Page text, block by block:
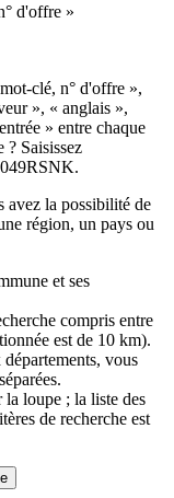
d'offre »
clé, n° d'offre »,
», « anglais »,
» entre chaque
? Saisissez
049RSNK.
avez la possibilité de
région, un pays ou
et ses
compris entre
est de 10 km).
vous
loupe ; la liste des
de recherche est